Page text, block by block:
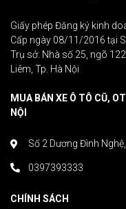
Giấy phép Đăng ký kinh
Cấp ngày 08/11/2016 tại
Trụ sở: Nhà số 25, ngõ
Liêm, Tp. Hà Nội
MUA BÁN XE Ô TÔ CŨ,
NỘI
Số 2 Dương Đình
0397393333
CHÍNH SÁCH